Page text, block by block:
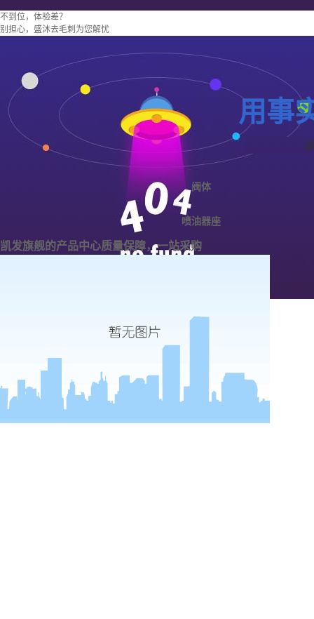
不到位，体验差？
别担心，盛沐去毛刺为您解忧
用事
阀体
喷油器座
凯发旗舰的产品中心质量保障，一站采购